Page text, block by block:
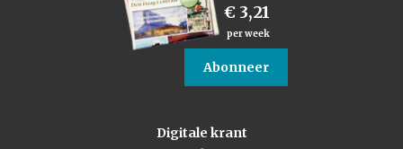
€ 3,21
per week
Abonneer
Digitale krant